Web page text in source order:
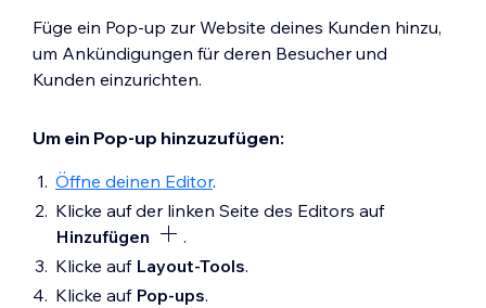
Füge ein Pop-up zur Website deines Kunden hinzu,
um Ankündigungen für deren Besucher und
Kunden einzurichten.
Um ein Pop-up hinzuzufügen:
Öffne deinen Editor.
Klicke auf der linken Seite des Editors auf
Hinzufügen
.
Klicke auf Layout-Tools.
Klicke auf Pop-ups.